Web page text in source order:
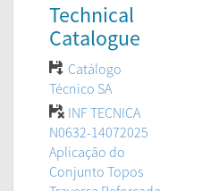
Technical
Catalogue
Catálogo
Técnico SA
INF TECNICA
N0632-14072025
Aplicação do
Conjunto Topos